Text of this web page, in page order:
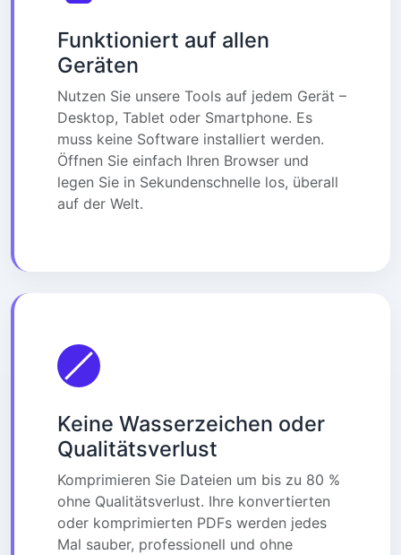
Funktioniert auf allen
Geräten
Nutzen Sie unsere Tools auf jedem Gerät –
Desktop, Tablet oder Smartphone. Es
muss keine Software installiert werden.
Öffnen Sie einfach Ihren Browser und
legen Sie in Sekundenschnelle los, überall
auf der Welt.
Keine Wasserzeichen oder
Qualitätsverlust
Komprimieren Sie Dateien um bis zu 80 %
ohne Qualitätsverlust. Ihre konvertierten
oder komprimierten PDFs werden jedes
Mal sauber, professionell und ohne